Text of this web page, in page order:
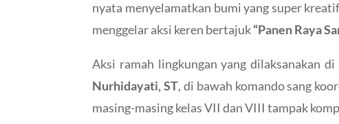
nyata menyelamatkan bumi yang super
menggelar aksi keren bertajuk“Panen Raya
Aksi ramah lingkungan yang dilaksanakan
Nurhidayati, ST, di bawah komando sang
masing-masing kelas VII dan VIII tampak